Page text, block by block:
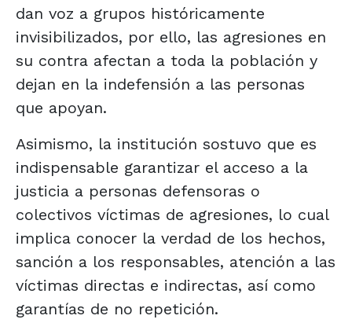
dan voz a grupos históricamente
invisibilizados, por ello, las agresiones en
su contra afectan a toda la población y
dejan en la indefensión a las personas
que apoyan.
Asimismo, la institución sostuvo que es
indispensable garantizar el acceso a la
justicia a personas defensoras o
colectivos víctimas de agresiones, lo cual
implica conocer la verdad de los hechos,
sanción a los responsables, atención a las
víctimas directas e indirectas, así como
garantías de no repetición.